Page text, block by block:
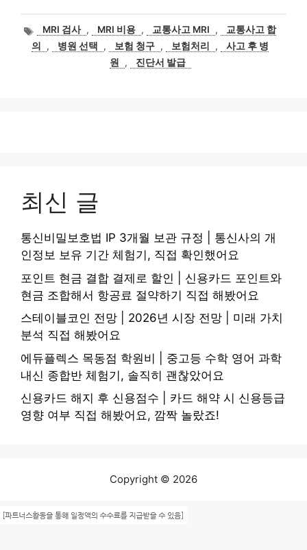
태
그
MRI 검사 , MRI 비용 , 교통사고 MRI ,
교통사고 합
의
, 병원 선택 , 보험 청구 , 보험처리 ,
사고 후 병
원
, 진단서 발급
최신 글
통신비밀보호법 IP 3개월 보관 규정 | 통신사의 개
인정보 보유 기간 체험기, 직접 확인했어요
포인트 현금 결합 결제로 할인 | 신용카드 포인트와
현금 조합해서 항공료 절약하기 직접 해봤어요
스테이블코인 전망 | 2026년 시장 전망 | 미래 가치
분석 직접 해봤어요
에듀플렉스 목동점 학원비 | 중고등 수학 영어 과학
내신 종합반 체험기, 솔직히 괜찮았어요
신용카드 해지 후 신용점수 | 카드 해약 시 신용등급
영향 여부 직접 해봤어요, 깜짝 놀랐죠!
Copyright © 2026